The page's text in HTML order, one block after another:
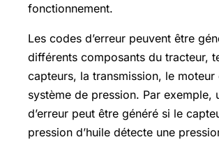
fonctionnement.
Les codes d’erreur peuvent être
différents composants du tracteur,
capteurs, la transmission, le moteur
système de pression. Par exemple,
d’erreur peut être généré si le
pression d’huile détecte une